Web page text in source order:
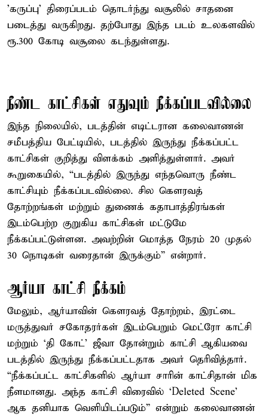
'கருப்பு' திரைப்படம் தொடர்ந்து வசூலில் சாதனை
படைத்து வருகிறது. தற்போது இந்த படம் உலகளவில்
ரூ.300 கோடி வசூலை கடந்துள்ளது.
நீண்ட காட்சிகள் எதுவும் நீக்கப்படவில்லை
இந்த நிலையில், படத்தின் எடிட்டரான கலைவாணன்
சமீபத்திய பேட்டியில், படத்தில் இருந்து நீக்கப்பட்ட
காட்சிகள் குறித்து விளக்கம் அளித்துள்ளார். அவர்
கூறுகையில், “படத்தில் இருந்து எந்தவொரு நீண்ட
காட்சியும் நீக்கப்படவில்லை. சில கௌரவத்
தோற்றங்கள் மற்றும் துணைக் கதாபாத்திரங்கள்
இடம்பெற்ற குறுகிய காட்சிகள் மட்டுமே
நீக்கப்பட்டுள்ளன. அவற்றின் மொத்த நேரம் 20 முதல்
30 நொடிகள் வரைதான் இருக்கும்” என்றார்.
ஆர்யா காட்சி நீக்கம்
மேலும், ஆர்யாவின் கௌரவத் தோற்றம், இரட்டை
மருத்துவர் சகோதரர்கள் இடம்பெறும் மெட்ரோ காட்சி
மற்றும் ‘தி கோட்’ ஜீவா தோன்றும் காட்சி ஆகியவை
படத்தில் இருந்து நீக்கப்பட்டதாக அவர் தெரிவித்தார்.
“நீக்கப்பட்ட காட்சிகளில் ஆர்யா சாரின் காட்சிதான் மிக
நீளமானது. அந்த காட்சி விரைவில் ‘Deleted Scene’
ஆக தனியாக வெளியிடப்படும்” என்றும் கலைவாணன்